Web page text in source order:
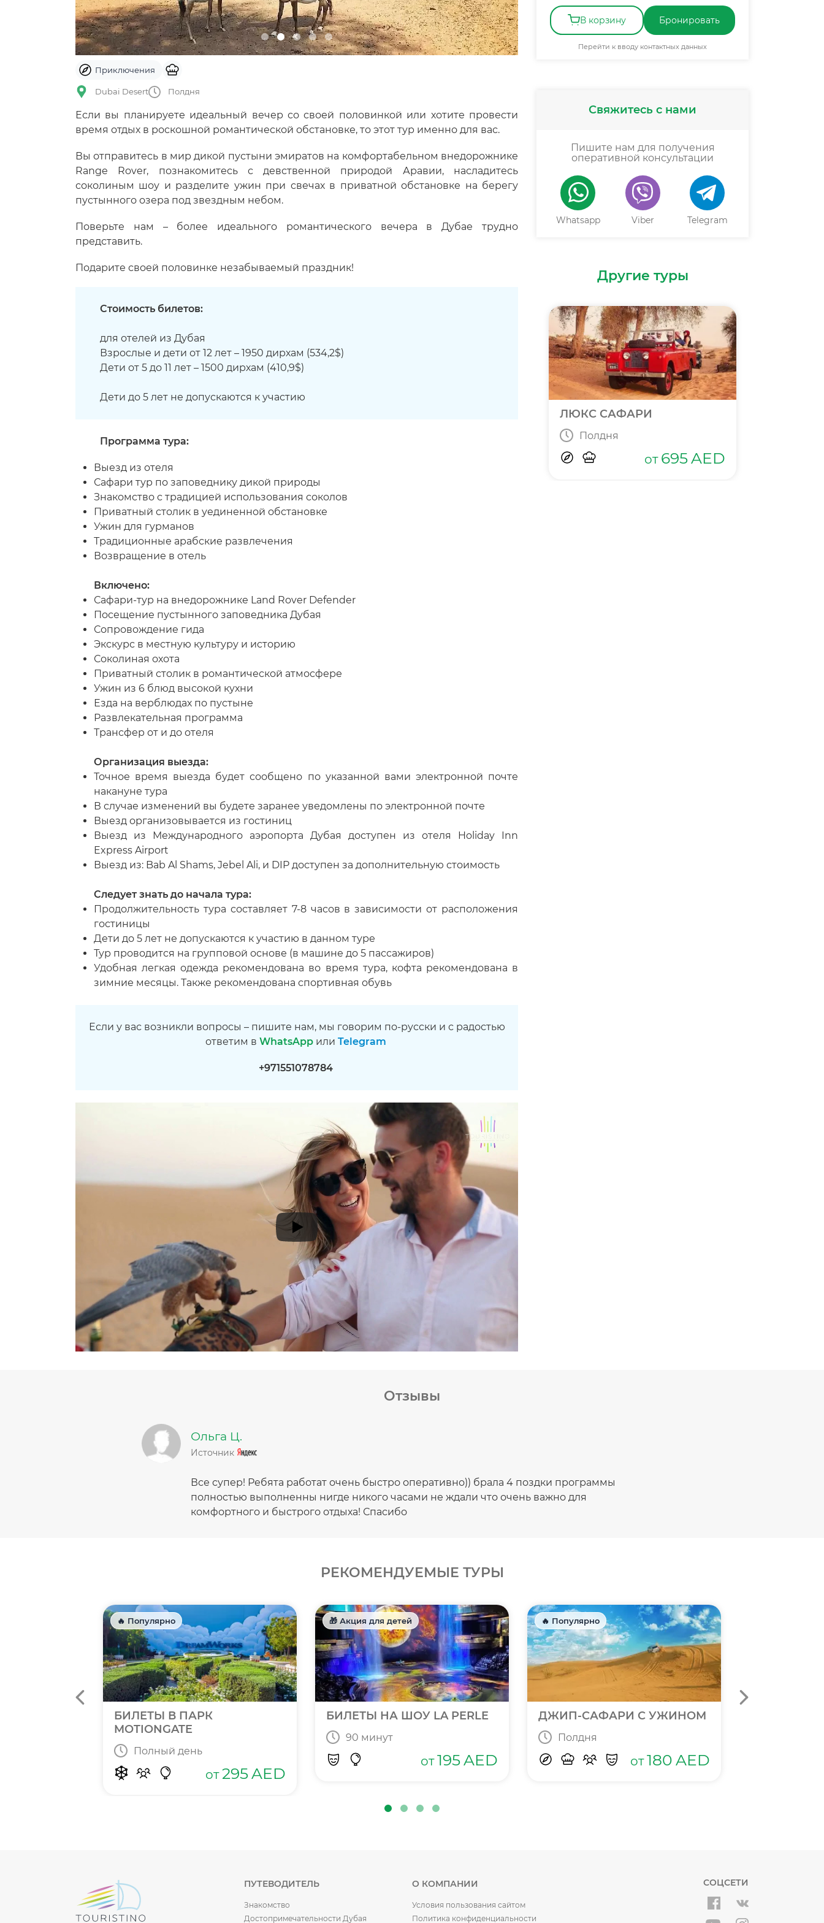
Приключения
Dubai Desert Полдня
Если вы планируете идеальный вечер со своей половинкой или хотите провести
время отдых в роскошной романтической обстановке, то этот тур именно для вас.
Вы отправитесь в мир дикой пустыни эмиратов на комфортабельном внедорожнике
Range Rover, познакомитесь с девственной природой Аравии, насладитесь
соколиным шоу и разделите ужин при свечах в приватной обстановке на берегу
пустынного озера под звездным небом.
Поверьте нам – более идеального романтического вечера в Дубае трудно
представить.
Подарите своей половинке незабываемый праздник!
Стоимость билетов:
для отелей из Дубая
Взрослые и дети от 12 лет – 1950 дирхам (534,2$)
Дети от 5 до 11 лет – 1500 дирхам (410,9$)
Дети до 5 лет не допускаются к участию
Программа тура:
Выезд из отеля
Сафари тур по заповеднику дикой природы
Знакомство с традицией использования соколов
Приватный столик в уединенной обстановке
Ужин для гурманов
Традиционные арабские развлечения
Возвращение в отель
Включено:
Сафари-тур на внедорожнике Land Rover Defender
Посещение пустынного заповедника Дубая
Сопровождение гида
Экскурс в местную культуру и историю
Соколиная охота
Приватный столик в романтической атмосфере
Ужин из 6 блюд высокой кухни
Езда на верблюдах по пустыне
Развлекательная программа
Трансфер от и до отеля
Организация выезда:
Точное время выезда будет сообщено по указанной вами электронной почте
накануне тура
В случае изменений вы будете заранее уведомлены по электронной почте
Выезд организовывается из гостиниц
Выезд из Международного аэропорта Дубая доступен из отеля Holiday Inn
Express Airport
Выезд из: Bab Al Shams, Jebel Ali, и DIP доступен за дополнительную стоимость
Следует знать до начала тура:
Продолжительность тура составляет 7-8 часов в зависимости от расположения
гостиницы
Дети до 5 лет не допускаются к участию в данном туре
Тур проводится на групповой основе (в машине до 5 пассажиров)
Удобная легкая одежда рекомендована во время тура, кофта рекомендована в
зимние месяцы. Также рекомендована спортивная обувь
Если у вас возникли вопросы – пишите нам, мы говорим по-русски и с радостью
ответим в WhatsApp или Telegram
+971551078784
В корзину Бронировать
Перейти к вводу контактных данных
Свяжитесь с нами
Пишите нам для получения
оперативной консультации
Whatsapp Viber Telegram
Другие туры
ЛЮКС САФАРИ
Полдня
от 695AED
Отзывы
Ольга Ц.
Источник
Все супер! Ребята работат очень быстро оперативно)) брала 4 поздки программы
полностью выполненны нигде никого часами не ждали что очень важно для
комфортного и быстрого отдыха! Спасибо
РЕКОМЕНДУЕМЫЕ ТУРЫ
🔥 Популярно
БИЛЕТЫ В ПАРК
MOTIONGATE
Полный день
от 295AED
🎁 Акция для детей
БИЛЕТЫ НА ШОУ LA PERLE
90 минут
от 195AED
🔥 Популярно
ДЖИП-САФАРИ С УЖИНОМ
Полдня
от 180 AED
ПУТЕВОДИТЕЛЬ
Знакомство
Достопримечательности Дубая
О КОМПАНИИ
Условия пользования сайтом
Политика конфиденциальности
СОЦСЕТИ